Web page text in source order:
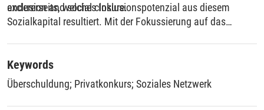
exclusion and social closure.
andererseits, welches Inklusionspotenzial aus diesem
Sozialkapital resultiert. Mit der Fokussierung auf das
um ein erfolgreiches Passieren der Verbraucherinsolvenz
besondere Aufmerksamkeit gewidmet. Durch die weitere
Verknüpfung des ressourcenbasierten
Sozialkapitalansatzes mit Konzepten sozialer Unterstützung
Keywords
Überschuldung; Privatkonkurs; Soziales Netzwerk